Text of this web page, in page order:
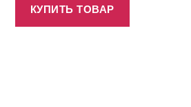
КУПИТЬ ТОВАР